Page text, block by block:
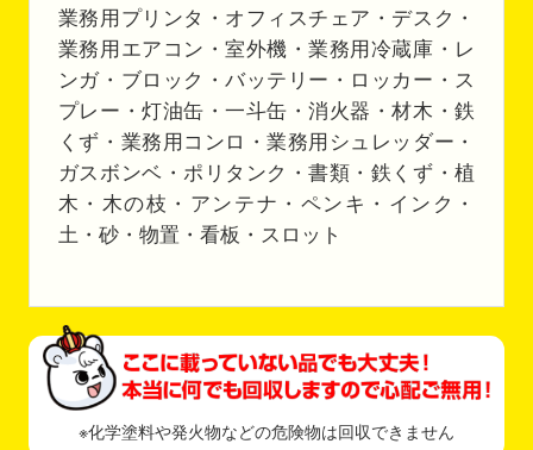
業務用プリンタ・オフィスチェア・デスク・
業務用エアコン・室外機・業務用冷蔵庫・レ
ンガ・ブロック・バッテリー・ロッカー・ス
プレー・灯油缶・一斗缶・消火器・材木・鉄
くず・業務用コンロ・業務用シュレッダー・
ガスボンベ・ポリタンク・書類・鉄くず・植
木・木の枝・アンテナ・ペンキ・インク・
土・砂・物置・看板・スロット
※化学塗料や発火物などの危険物は回収できません